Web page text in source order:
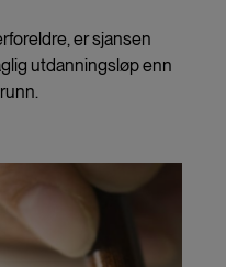
er sjansen
utdanningsløp enn